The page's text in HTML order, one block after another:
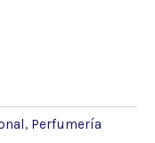
, Perfumería